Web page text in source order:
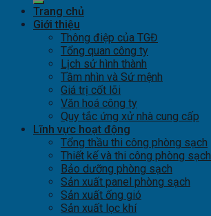
Trang chủ
Giới thiệu
Thông điệp của TGĐ
Tổng quan công ty
Lịch sử hình thành
Tầm nhìn và Sứ mệnh
Giá trị cốt lõi
Văn hoá công ty
Quy tắc ứng xử nhà cung cấp
Lĩnh vực hoạt động
Tổng thầu thi công phòng sạch
Thiết kế và thi công phòng sạch
Bảo dưỡng phòng sạch
Sản xuất panel phòng sạch
Sản xuất ống gió
Sản xuất lọc khí